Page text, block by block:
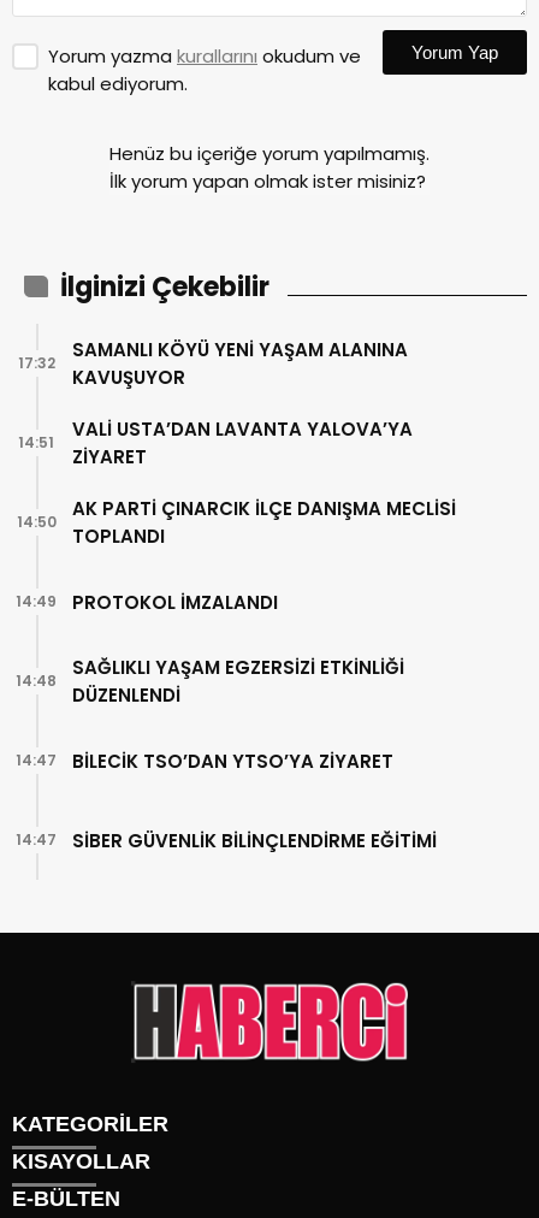
Yorum yazma kurallarını okudum ve
kabul ediyorum.
Yorum Yap
Henüz bu içeriğe yorum yapılmamış.
İlk yorum yapan olmak ister misiniz?
İlginizi Çekebilir
SAMANLI KÖYÜ YENİ YAŞAM ALANINA
KAVUŞUYOR
17:32
VALİ USTA’DAN LAVANTA YALOVA’YA
ZİYARET
14:51
AK PARTİ ÇINARCIK İLÇE DANIŞMA MECLİSİ
TOPLANDI
14:50
PROTOKOL İMZALANDI
14:49
SAĞLIKLI YAŞAM EGZERSİZİ ETKİNLİĞİ
DÜZENLENDİ
14:48
BİLECİK TSO’DAN YTSO’YA ZİYARET
14:47
SİBER GÜVENLİK BİLİNÇLENDİRME EĞİTİMİ
14:47
KATEGORİLER
Gündem
Siyaset
KISAYOLLAR
E-BÜLTEN